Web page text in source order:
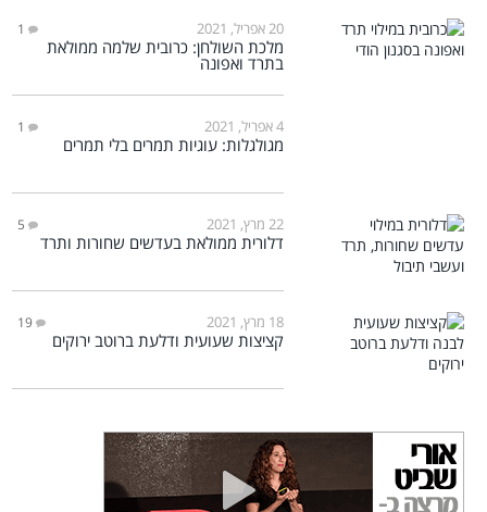
20 אפריל, 2021 1
מלכת השולחן: כרובית שלמה ממולאת
בתרד ואפונה
4 אפריל, 2021 1
מגולגלות: עוגיות תמרים בלי תמרים
22 מרץ, 2021 5
דלורית ממולאת בעדשים שחורות ותרד
18 מרץ, 2021 19
קציצות שעועית ודלעת ברוטב ירוקים